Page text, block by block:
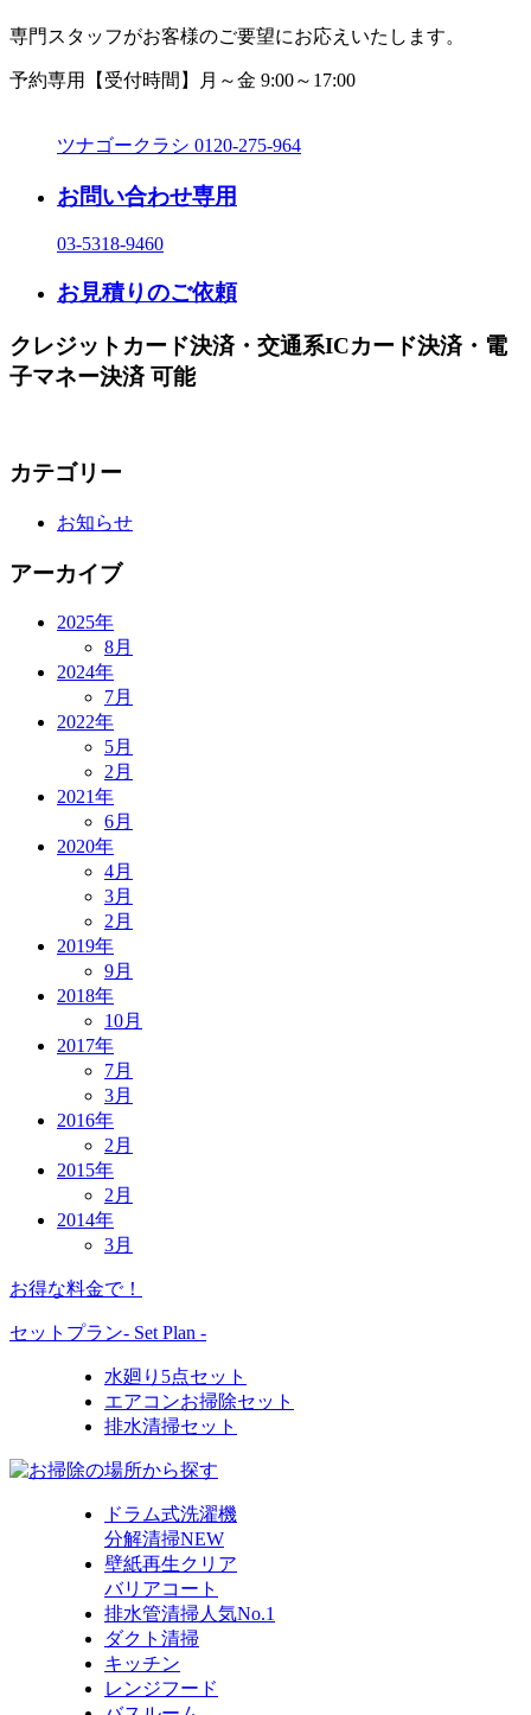
専門スタッフがお客様のご要望にお応えいたします。
予約専用 【受付時間】月～金 9:00～17:00
ツナゴークラシ 0120-275-964
お問い合わせ専用
03-5318-9460
お見積りのご依頼
クレジットカード決済・交通系ICカード決済・電
子マネー決済 可能
カテゴリー
お知らせ
アーカイブ
2025年
8月
2024年
7月
2022年
5月
2月
2021年
6月
2020年
4月
3月
2月
2019年
9月
2018年
10月
2017年
7月
3月
2016年
2月
2015年
2月
2014年
3月
お得な料金で！
セットプラン- Set Plan -
水廻り5点セット
エアコンお掃除セット
排水清掃セット
ドラム式洗濯機
分解清掃NEW
壁紙再生クリア
バリアコート
排水管清掃人気No.1
ダクト清掃
キッチン
レンジフード